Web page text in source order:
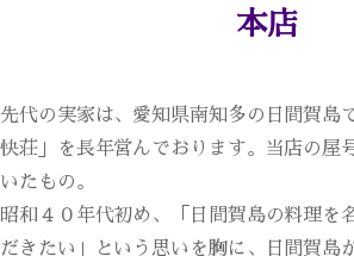
本店
先代の実家は、愛知県南知多の日間賀島
快荘」を長年営んでおります。当店の屋
いたもの。
昭和４０年代初め、「日間賀島の料理を
だきたい」という思いを胸に、日間賀島